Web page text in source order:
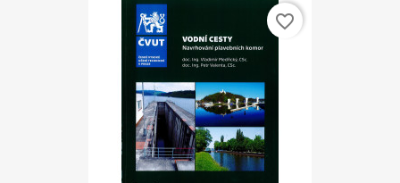
favorite_border